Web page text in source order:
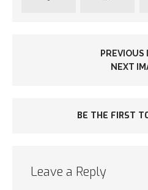
PREVIOUS
NEXT
BE THE FIRST
Leave a Reply